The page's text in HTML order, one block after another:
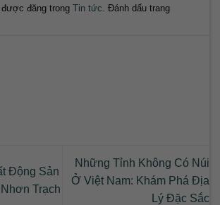
được đăng trongTin tức . Đánh dấu trang
Động Sản
Trạch
Những Tỉnh Không Có Núi
Ở Việt Nam: Khám Phá Địa
Lý Đặc Sắc